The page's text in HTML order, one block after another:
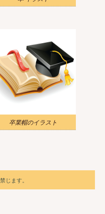
卒業帽のイラスト
じます。